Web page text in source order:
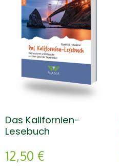
Das Kalifornien-
Lesebuch
12,50 €